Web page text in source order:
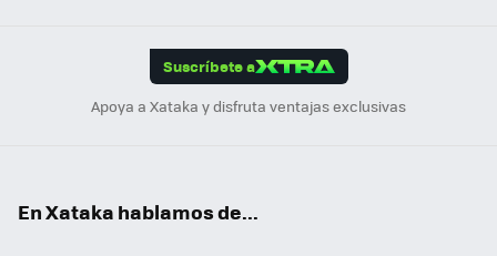
Suscríbete a
Apoya a Xataka y disfruta ventajas exclusivas
En Xataka hablamos de...